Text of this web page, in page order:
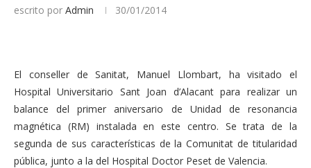
escrito por Admin 30/01/2014
El conseller de Sanitat, Manuel Llombart, ha visitado el
Hospital Universitario Sant Joan d’Alacant para realizar un
balance del primer aniversario de Unidad de resonancia
magnética (RM) instalada en este centro. Se trata de la
segunda de sus características de la Comunitat de titularidad
pública, junto a la del Hospital Doctor Peset de Valencia.